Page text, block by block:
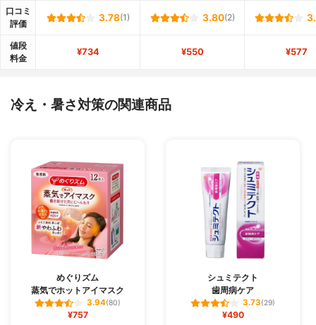
口コミ
評価
3.78(1) 3.80(2)
値段
料金
¥734 ¥550 ¥577
冷え・暑さ対策の関連商品
めぐりズム
蒸気でホットアイマスク
3.94(80)
¥757
シュミテクト
歯周病ケア
3.73(29)
¥490